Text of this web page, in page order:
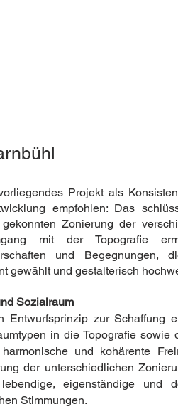
Projekt als
empfohlen: Das
Zonierung der
mit der Topografie
und Begegnungen,
gewählt und gestalterisch
Sozialraum
Entwurfsprinzip zur Schaffung
in die Topografie sowie
und kohärente
der unterschiedlichen
eigenständige und
Stimmungen.